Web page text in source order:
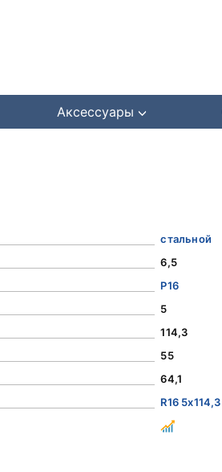
Аксессуары
стальной
6,5
Р16
5
114,3
55
64,1
R16 5x114,3